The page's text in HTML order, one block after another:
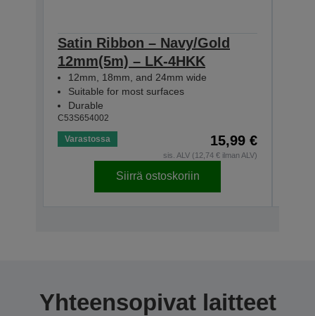
Satin Ribbon – Navy/Gold
12mm(5m) – LK-4HKK
12mm, 18mm, and 24mm wide
Suitable for most surfaces
Durable
C53S654002
Varastossa 15,99 €
sis. ALV (12,74 € ilman ALV)
Siirrä ostoskoriin
Yhteensopivat laitteet